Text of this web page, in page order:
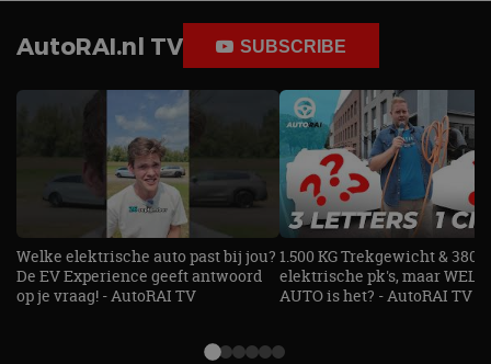
AutoRAI.nl TV SUBSCRIBE
Welke elektrische auto past bij jou?
De EV Experience geeft antwoord
op je vraag! - AutoRAI TV
1.500 KG Trekgewicht & 380
elektrische pk's, maar
AUTO is het? - AutoRAI TV
bezocht.